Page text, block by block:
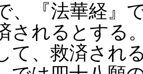
、『法華経』
されるとする
て、救済され